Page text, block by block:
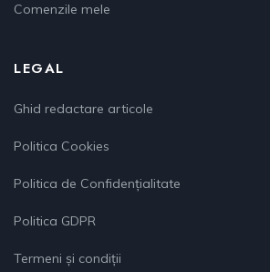
Comenzile mele
LEGAL
Ghid redactare articole
Politica Cookies
Politica de Confidențialitate
Politica GDPR
Termeni și condiții